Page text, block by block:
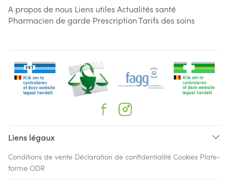
A propos de nous Liens utiles Actualités santé
Pharmacien de garde PrescriptionTarifs des soins
Liens légaux
Conditions de vente Déclaration de confidentialité Cookies Plate-
forme ODR